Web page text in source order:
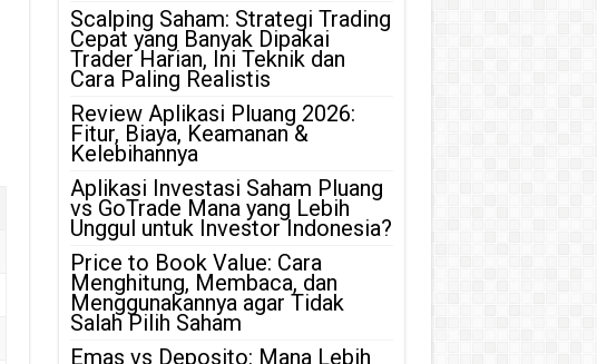
Scalping Saham: Strategi Trading
Cepat yang Banyak Dipakai
Trader Harian, Ini Teknik dan
Cara Paling Realistis
Review Aplikasi Pluang 2026:
Fitur, Biaya, Keamanan &
Kelebihannya
Aplikasi Investasi Saham Pluang
vs GoTrade Mana yang Lebih
Unggul untuk Investor Indonesia?
Price to Book Value: Cara
Menghitung, Membaca, dan
Menggunakannya agar Tidak
Salah Pilih Saham
Emas vs Deposito: Mana Lebih